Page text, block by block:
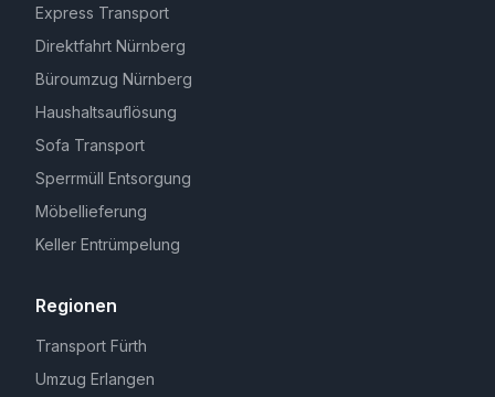
Express Transport
Direktfahrt Nürnberg
Büroumzug Nürnberg
Haushaltsauflösung
Sofa Transport
Sperrmüll Entsorgung
Möbellieferung
Keller Entrümpelung
Regionen
Transport Fürth
Umzug Erlangen